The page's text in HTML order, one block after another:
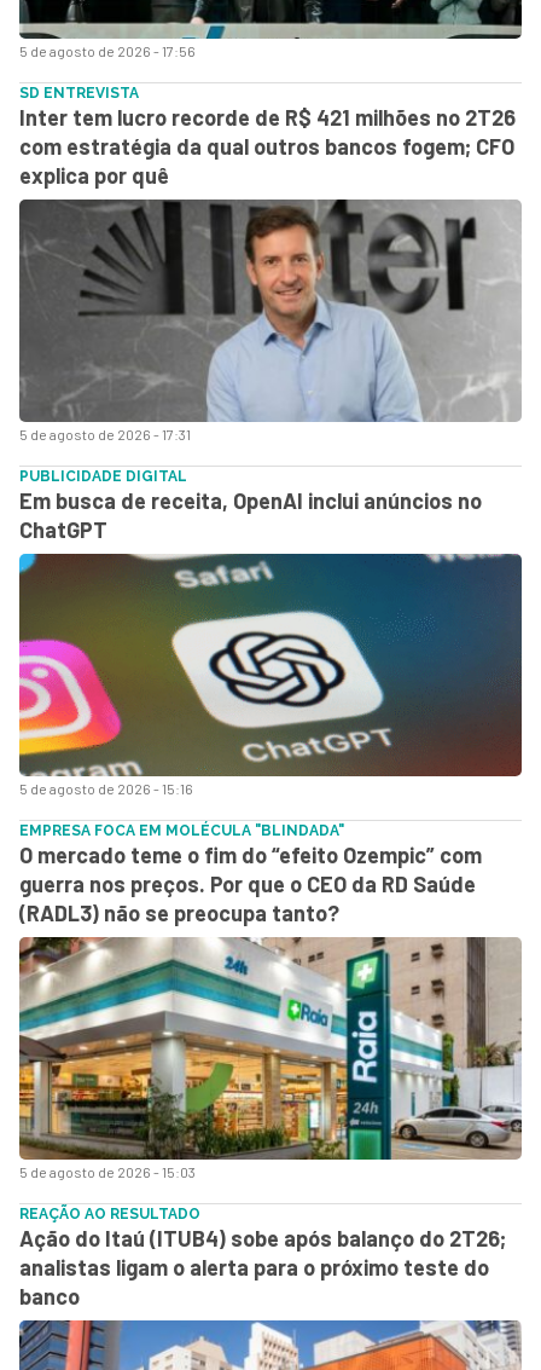
5 de agosto de 2026 - 17:56
5 de agosto de 2026 - 17:31
SD ENTREVISTA
Inter tem lucro recorde de R$ 421 milhões no 2T26
com estratégia da qual outros bancos fogem; CFO
explica por quê
5 de agosto de 2026 - 15:16
PUBLICIDADE DIGITAL
Em busca de receita, OpenAI inclui anúncios no
ChatGPT
5 de agosto de 2026 - 15:03
EMPRESA FOCA EM MOLÉCULA "BLINDADA"
O mercado teme o fim do “efeito Ozempic” com
guerra nos preços. Por que o CEO da RD Saúde
(RADL3) não se preocupa tanto?
REAÇÃO AO RESULTADO
Ação do Itaú (ITUB4) sobe após balanço do 2T26;
analistas ligam o alerta para o próximo teste do
banco